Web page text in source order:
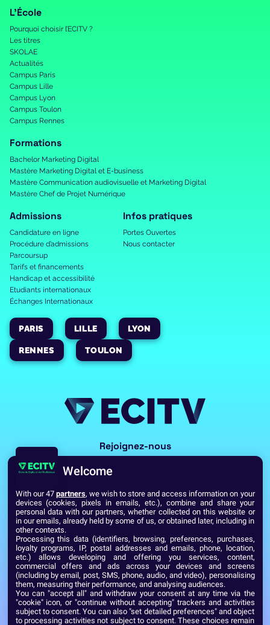
L’École
Pourquoi choisir l’ECITV ?
Les titres
SKOLAE
Actualités
Campus Paris
Campus Lille
Campus Lyon
Campus Toulon
Campus Rennes
Formations
Bachelor Marketing Digital
Mastère Marketing Digital et E-business
Mastère Communication audiovisuelle et Marketing Digital
Mastère Chef de Projet Numérique
Admissions
Candidature en ligne
Procédure d’admissions
Parcoursup
Tarifs et financements
Handicap et accessibilité
Etudiants internationaux
Échanges Internationaux
Infos pratiques
Portes Ouvertes
Nous contacter
PARIS LILLE LYON
RENNES TOULON
Rejoignez-nous
Voir toutes les écoles du Réseau GES
Établissement d’Enseignement Supérieur Technique Privé
Dernière mise à jour : Septembre 2024
Mentions légales
Welcome
With our 47 partners, we wish to store and access information on your
devices (cookies, pixels in emails, etc.), combine and share your
personal data with our partners, whether collected on this website or
in our emails, already held by some of us, or obtained later, including in
other contexts.
Processing this data (identifiers, browsing, preferences, purchases,
loyalty programs, IP, postal addresses and emails, phone, location,
etc.) allows developing and offering you services, content,
commercial offers and ads across your devices and screens
(including by email, post, SMS, phone, audio, and video), personalising
them, measuring their performance, and analysing audiences.
You can "accept all" and withdraw your consent at any time via the
"cookie" icon, or "continue without accepting" trackers and activities
subject to consent. You can also "set detailed preferences" and object
to processing activities not subject to consent. These choices remain